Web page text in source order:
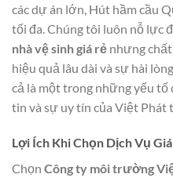
các dự án lớn, Hút hầm cầu
tối đa. Chúng tôi luôn nỗ lực
nhà vệ sinh giá rẻ nhưng
hiệu quả lâu dài và sự hài
cả là một trong những yếu tố
tin và sự uy tín của Việt Phát
Lợi Ích Khi Chọn Dịch Vụ
Chọn Công ty môi trường